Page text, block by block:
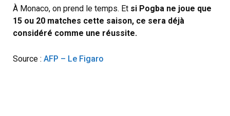
À Monaco, on prend le temps. Et si Pogba ne joue que
15 ou 20 matches cette saison, ce sera déjà
considéré comme une réussite.
Source : AFP – Le Figaro